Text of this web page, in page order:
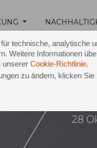
technische, analytische
Weitere Informationen
unserer Cookie-Richtlinie.
zu ändern, klicken Sie
28